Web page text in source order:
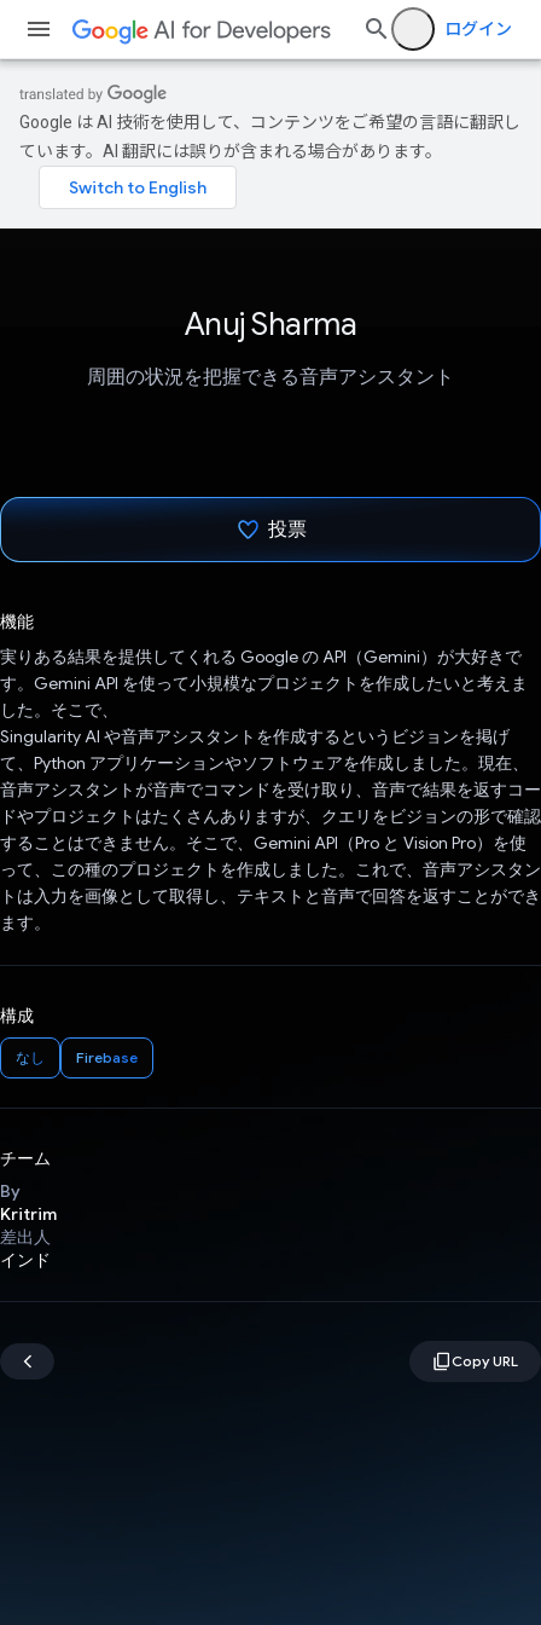
ログイン
Google は AI 技術を使用して、コンテンツをご希望の言語に翻訳し
ています。AI 翻訳には誤りが含まれる場合があります。
Anuj Sharma
周囲の状況を把握できる音声アシスタント
投票
機能
実りある結果を提供してくれる Google の API（Gemini）が大好きで
す。Gemini API を使って小規模なプロジェクトを作成したいと考えま
した。そこで、
Singularity AI や音声アシスタントを作成するというビジョンを掲げ
て、Python アプリケーションやソフトウェアを作成しました。現在、
音声アシスタントが音声でコマンドを受け取り、音声で結果を返すコー
ドやプロジェクトはたくさんありますが、クエリをビジョンの形で確認
することはできません。そこで、Gemini API（Pro と Vision Pro）を使
って、この種のプロジェクトを作成しました。これで、音声アシスタン
トは入力を画像として取得し、テキストと音声で回答を返すことができ
ます。
構成
なし Firebase
チーム
By
Kritrim
差出人
インド